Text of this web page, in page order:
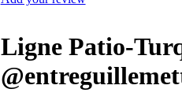
Ligne Patio-